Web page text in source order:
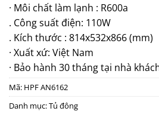
· Môi chất làm lạnh : R600a
. Công suất điện: 110W
. Kích thước : 814x532x866 (mm)
· Xuất xứ: Việt Nam
· Bảo hành 30 tháng tại nhà
Mã: HPF AN6162
Danh mục:Tủ đông